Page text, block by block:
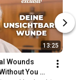
13:25
Wounds
You